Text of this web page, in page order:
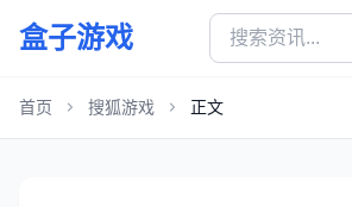
盒子游戏
首页 搜狐游戏 正文